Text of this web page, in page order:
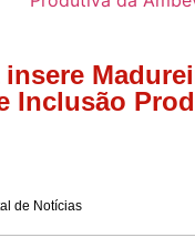
insere
Inclusão
de Notícias